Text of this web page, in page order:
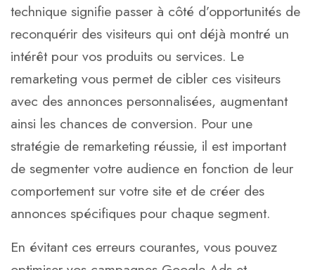
technique signifie passer à côté d’opportunités de
reconquérir des visiteurs qui ont déjà montré un
intérêt pour vos produits ou services. Le
remarketing vous permet de cibler ces visiteurs
avec des annonces personnalisées, augmentant
ainsi les chances de conversion. Pour une
stratégie de remarketing réussie, il est important
de segmenter votre audience en fonction de leur
comportement sur votre site et de créer des
annonces spécifiques pour chaque segment.
En évitant ces erreurs courantes, vous pouvez